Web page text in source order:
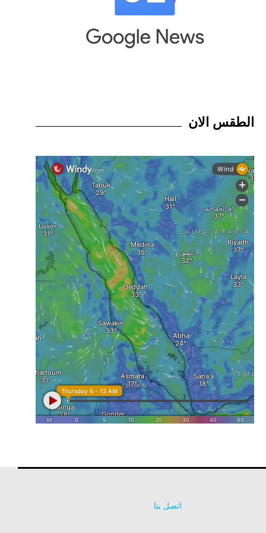
الطقس الان
اتصل بنا